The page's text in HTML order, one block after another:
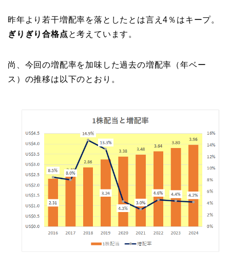
昨年より若干増配率を落としたとは言え4％はキープ。
ぎりぎり合格点 と考えています。
尚、今回の増配率を加味した過去の増配率（年ベー
ス）の推移は以下のとおり。